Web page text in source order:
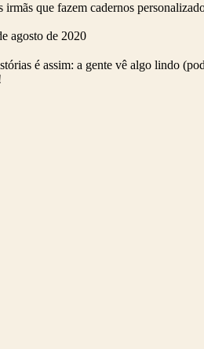
que fazem cadernos
agosto de 2020
é assim: a gente vê algo lindo